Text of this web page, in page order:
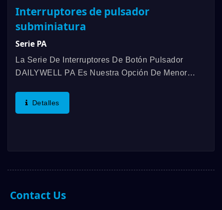
Interruptores de pulsador
subminiatura
Serie PA
La Serie De Interruptores De Botón Pulsador
DAILYWELL PA Es Nuestra Opción De Menor
El Panel Con Opciones De Iluminación. Este
Diseño Elegante Ofrece Montaje...
Detalles